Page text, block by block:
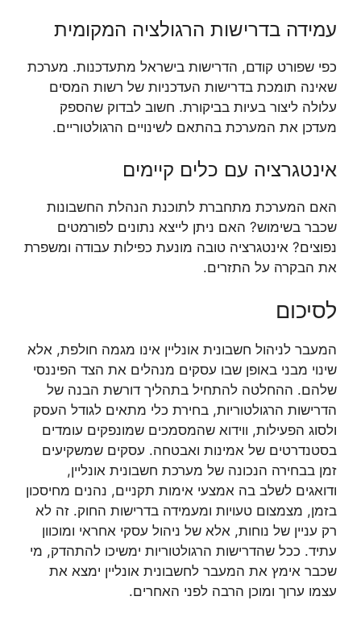
עמידה בדרישות הרגולציה המקומית
כפי שפורט קודם, הדרישות בישראל מתעדכנות. מערכת
שאינה תומכת בדרישות העדכניות של רשות המסים
עלולה ליצור בעיות בביקורת. חשוב לבדוק שהספק
מעדכן את המערכת בהתאם לשינויים הרגולטוריים.
אינטגרציה עם כלים קיימים
האם המערכת מתחברת לתוכנת הנהלת החשבונות
שכבר בשימוש? האם ניתן לייצא נתונים לפורמטים
נפוצים? אינטגרציה טובה מונעת כפילות עבודה ומשפרת
את הבקרה על התזרים.
לסיכום
המעבר לניהול חשבונית אונליין אינו מגמה חולפת, אלא
שינוי מבני באופן שבו עסקים מנהלים את הצד הפיננסי
שלהם. ההחלטה להתחיל בתהליך דורשת הבנה של
הדרישות הרגולטוריות, בחירת כלי מתאים לגודל העסק
ולסוג הפעילות, ווידוא שהמסמכים שמונפקים עומדים
בסטנדרטים של אמינות ואבטחה. עסקים שמשקיעים
זמן בבחירה הנכונה של מערכת חשבונית אונליין,
ודואגים לשלב בה אמצעי אימות תקניים, נהנים מחיסכון
בזמן, מצמצום טעויות ומעמידה בדרישות החוק. זה לא
רק עניין של נוחות, אלא של ניהול עסקי אחראי ומוכוון
עתיד. ככל שהדרישות הרגולטוריות ימשיכו להתהדק, מי
שכבר אימץ את המעבר לחשבונית אונליין ימצא את
עצמו ערוך ומוכן הרבה לפני האחרים.